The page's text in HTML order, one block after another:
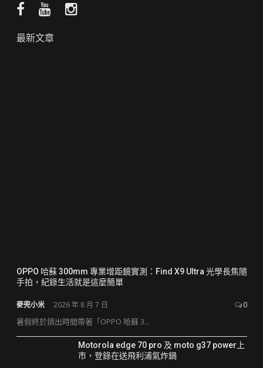
Facebook
團
YouTube
頻
Instagram
最新文章
OPPO 哈蘇 300mm 專業增距鏡實測：Find X9 Ultra 光學長焦隨
手拍，紀錄生活就是這麼簡單
麥兜小米 2026 年 8 月 7 日 0
暑假終於擠出時間帶著「OPPO 哈蘇 3...
Motorola edge 70 pro 及 moto g37 power上
市，登錄在送飛利浦氣炸鍋